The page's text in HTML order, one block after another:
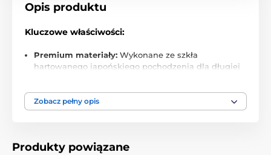
Opis produktu
Kluczowe właściwości:
Premium materiały: Wykonane ze szkła
hartowanego japońskiego pochodzenia dla długiej
Odporność:Chroni wyświetlacz przed
zarysowaniami, kurzem, odciskami palców i
spojrzeniom na Twój wyświetlacz – idealne dla
Zobacz pełny opis
Produkty powiązane